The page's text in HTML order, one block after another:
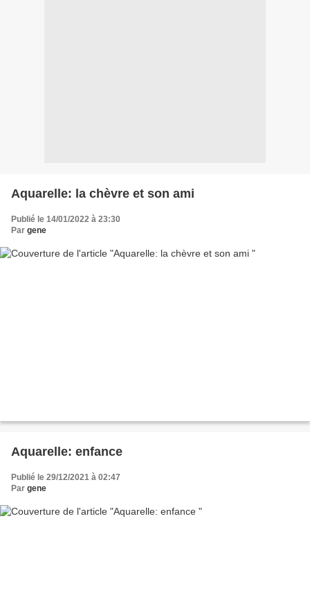
Aquarelle: la chèvre et son ami
Publié le 14/01/2022 à 23:30
Par gene
Aquarelle: enfance
Publié le 29/12/2021 à 02:47
Par gene